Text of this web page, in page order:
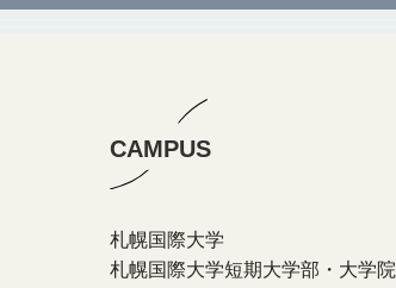
CAMPUS
札幌国際大学
札幌国際大学短期大学部・大学院